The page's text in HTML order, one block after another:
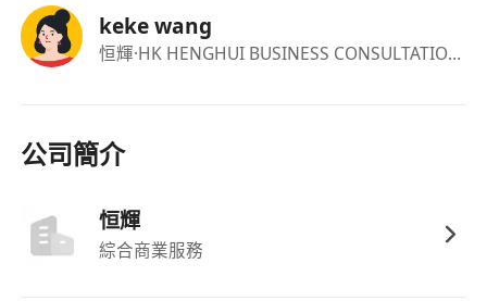
年度績效獎金
帶薪年假及節日假期
專業培訓與發展機會
keke wang
恒輝·HK HENGHUI BUSINESS CONSULTATION LIMITED
公司簡介
恒輝
綜合商業服務